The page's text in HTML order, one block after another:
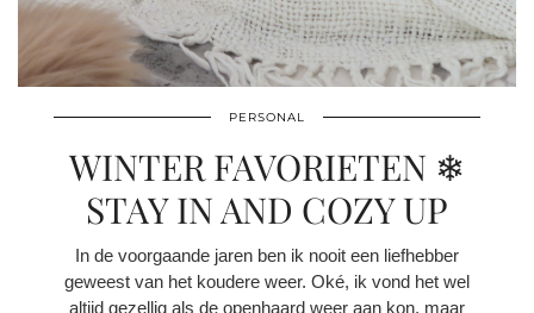
PERSONAL
WINTER FAVORIETEN ❄
STAY IN AND COZY UP
In de voorgaande jaren ben ik nooit een liefhebber
geweest van het koudere weer. Oké, ik vond het wel
altijd gezellig als de openhaard weer aan kon, maar